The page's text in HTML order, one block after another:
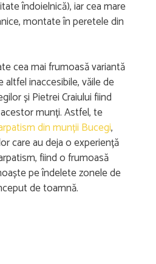
îndoielnică), iar cea mare
montate în peretele din
cea mai frumoasă variantă
altfel inaccesibile, văile de
și Pietrei Craiului fiind
munți. Astfel, te
din munții Bucegi,
care au deja o experiență
fiind o frumoasă
pe îndelete zonele de
de toamnă.